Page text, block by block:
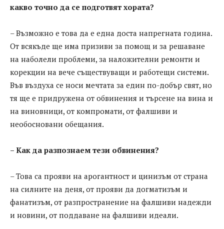
какво точно да се подготвят хората?
– Възможно е това да е една доста напрегната година.
От всякъде ще има призиви за помощ и за решаване
на наболели проблеми, за наложителни ремонти и
корекции на вече съществуващи и работещи системи.
Във въздуха се носи мечтата за един по-добър свят, но
тя ще е придружена от обвинения и търсене на вина и
на виновници, от компромати, от фалшиви и
необосновани обещания.
– Как да разпознаем тези обвинения?
– Това са прояви на арогантност и цинизъм от страна
на силните на деня, от прояви да догматизъм и
фанатизъм, от разпространение на фалшиви надежди
и новини, от поддаване на фалшиви идеали.